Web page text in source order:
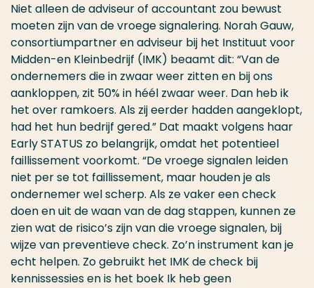
Niet alleen de adviseur of accountant zou bewust
moeten zijn van de vroege signalering. Norah Gauw,
consortiumpartner en adviseur bij het Instituut voor
Midden-en Kleinbedrijf (IMK) beaamt dit: “Van de
ondernemers die in zwaar weer zitten en bij ons
aankloppen, zit 50% in héél zwaar weer. Dan heb ik
het over ramkoers. Als zij eerder hadden aangeklopt,
had het hun bedrijf gered.” Dat maakt volgens haar
Early STATUS zo belangrijk, omdat het potentieel
faillissement voorkomt. “De vroege signalen leiden
niet per se tot faillissement, maar houden je als
ondernemer wel scherp. Als ze vaker een check
doen en uit de waan van de dag stappen, kunnen ze
zien wat de risico’s zijn van die vroege signalen, bij
wijze van preventieve check. Zo’n instrument kan je
echt helpen. Zo gebruikt het IMK de check bij
kennissessies en is het boek Ik heb geen